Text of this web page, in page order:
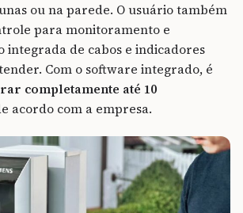
ou na parede. O usuário também
para monitoramento e
integrada de cabos e indicadores
Com o software integrado, é
completamente até 10
acordo com a empresa.